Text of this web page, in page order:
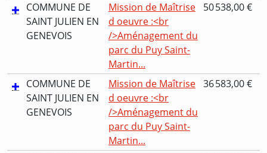
COMMUNE DE
SAINT JULIEN EN
GENEVOIS
Mission de Maîtrise
d oeuvre :<br
/>Aménagement du
parc du Puy Saint-
Martin...
50 538,00 €
COMMUNE DE
SAINT JULIEN EN
GENEVOIS
Mission de Maîtrise
d oeuvre :<br
/>Aménagement du
parc du Puy Saint-
Martin...
36 583,00 €